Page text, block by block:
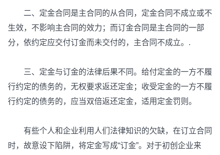
二、定金合同是主合同的从合同，定金合同不成立或不
生效，不影响主合同的效力；而订金合同是主合同的一部
分，依约定应交付订金而未交付的，主合同不成立。.
三、定金与订金的法律后果不同。给付定金的一方不履
行约定的债务的，无权要求返还定金；收受定金的一方不履
行约定的债务的，应当双倍返还定金，适用定金罚则。
有些个人和企业利用人们法律知识的欠缺，在订立合同
时，故意设下陷阱，将定金写成“订金”。对于初创企业来